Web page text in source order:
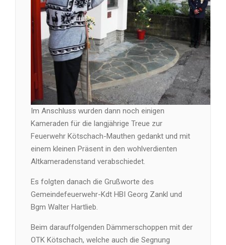
Im Anschluss wurden dann noch einigen
Kameraden für die langjährige Treue zur
Feuerwehr Kötschach-Mauthen gedankt und mit
einem kleinen Präsent in den wohlverdienten
Altkameradenstand verabschiedet.
Es folgten danach die Grußworte des
Gemeindefeuerwehr-Kdt HBI Georg Zankl und
Bgm Walter Hartlieb.
Beim darauffolgenden Dämmerschoppen mit der
OTK Kötschach, welche auch die Segnung